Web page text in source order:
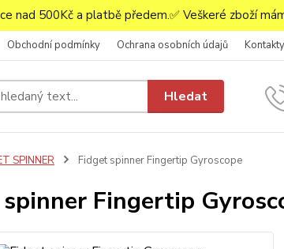
nad 500Kč a platbě předem.✅ Veškeré zboží
Obchodní podmínky Ochrana osobních údajů Kontakty
Hledat
SPINNER Fidget spinner Fingertip Gyroscope
Fingertip